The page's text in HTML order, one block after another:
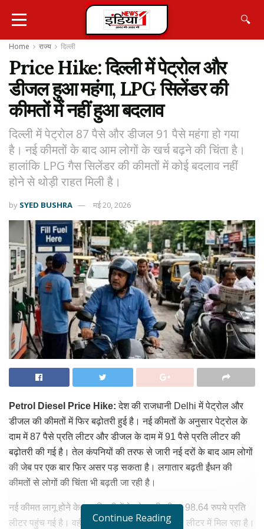
🔍
Home राज्य दिल्ली
Price Hike: दिल्ली में पेट्रोल और
डीजल हुआ महंगा, LPG सिलेंडर की
कीमतों में नहीं हुआ बदलाव
दिल्ली में पेट्रोल 87 पैसे और डीजल 91 पैसे महंगा हो गया
है। नई कीमतों के बाद आम लोगों के खर्च बढ़ने की चिंता है।
हालांकि LPG गैस सिलेंडर की कीमतों में कोई बदलाव नहीं
होने से थोड़ी राहत मिली है।
by SYED BUSHRA मई 20, 2026
Petrol Diesel Price Hike: देश की राजधानी Delhi में पेट्रोल और
डीजल की कीमतों में फिर बढ़ोतरी हुई है। नई कीमतों के अनुसार पेट्रोल के
दाम में 87 पैसे प्रति लीटर और डीजल के दाम में 91 पैसे प्रति लीटर की
बढ़ोतरी की गई है। तेल कंपनियों की तरफ से जारी नई दरों के बाद आम लोगों
की जेब पर एक बार फिर असर पड़ सकता है। लगातार बढ़ती ईंधन की
कीमतों से लोगों की चिंता भी बढ़ती जा रही है।
नई कीमत लागू होने के बाद दिल्ली में पेट्रोल की कीमत 98.64 रुपये प्रति
लीटर पहुंच गई है। वहीं डीजल अब 91.58 रुपये प्रति लीटर में मिल रहा है।
Continue Reading